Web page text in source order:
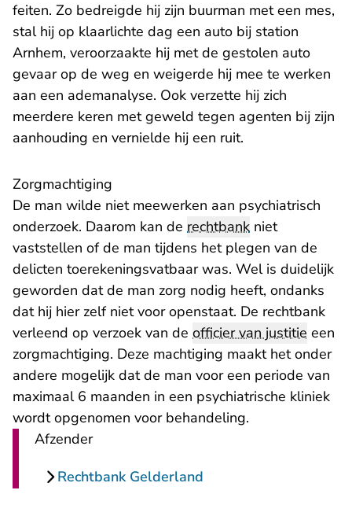
feiten. Zo bedreigde hij zijn buurman met een mes,
stal hij op klaarlichte dag een auto bij station
Arnhem, veroorzaakte hij met de gestolen auto
gevaar op de weg en weigerde hij mee te werken
aan een ademanalyse. Ook verzette hij zich
meerdere keren met geweld tegen agenten bij zijn
aanhouding en vernielde hij een ruit.
​Zorgmachtiging
De man wilde niet meewerken aan psychiatrisch
onderzoek. Daarom kan de rechtbank niet
vaststellen of de man tijdens het plegen van de
delicten toerekeningsvatbaar was. Wel is duidelijk
geworden dat de man zorg nodig heeft, ondanks
dat hij hier zelf niet voor openstaat. De rechtbank
verleend op verzoek van de officier van justitie een
zorgmachtiging. Deze machtiging maakt het onder
andere mogelijk dat de man voor een periode van
maximaal 6 maanden in een psychiatrische kliniek
wordt opgenomen voor behandeling.
Afzender
Rechtbank Gelderland